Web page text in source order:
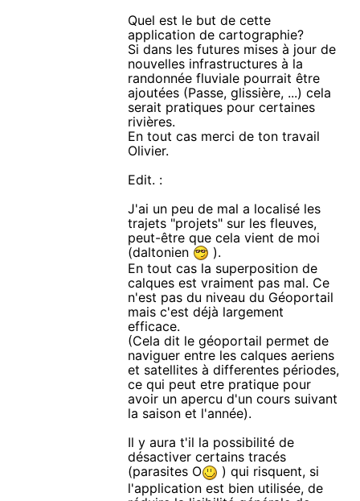
Quel est le but de cette
application de cartographie?
Si dans les futures mises à jour de
nouvelles infrastructures à la
randonnée fluviale pourrait être
ajoutées (Passe, glissière, ...) cela
serait pratiques pour certaines
rivières.
En tout cas merci de ton travail
Olivier.
Edit. :
J'ai un peu de mal a localisé les
trajets "projets" sur les fleuves,
peut-être que cela vient de moi
(daltonien
).
En tout cas la superposition de
calques est vraiment pas mal. Ce
n'est pas du niveau du Géoportail
mais c'est déjà largement
efficace.
(Cela dit le géoportail permet de
naviguer entre les calques aeriens
et satellites à differentes périodes,
ce qui peut etre pratique pour
avoir un apercu d'un cours suivant
la saison et l'année).
Il y aura t'il la possibilité de
désactiver certains tracés
(parasites O
) qui risquent, si
l'application est bien utilisée, de